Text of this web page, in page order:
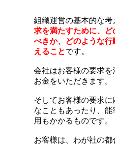
組織運営の基本的な考
求を満たすために、
べきか、どのような
えることです。
会社はお客様の要求を
お金をいただきます。
そしてお客様の要求に
なこともあったり、
用もかかるものです。
お客様は、わが社の